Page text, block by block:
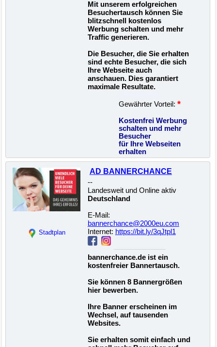
Mit unserem erfolgreichen
Besuchertausch können Sie
blitzschnell kostenlos
Werbung schalten und mehr
Traffic generieren.
Die Besucher, die Sie erhalten
sind echte Besucher, die sich
Ihre Webseite auch
anschauen. Dies garantiert
maximale Resultate.
Gewährter Vorteil: *
Kostenfrei Werbung
schalten und mehr
Besucher
für Ihre Webseiten
erhalten
Stadtplan
AD BANNERCHANCE
--
Landesweit und Online aktiv
Deutschland
E-Mail:
bannerchance@2000eu.com
Internet: https://bit.ly/3qJtpl1
bannerchance.de ist ein
kostenfreier Bannertausch.
Sie können 8 Bannergrößen
hier bewerben.
Ihre Banner erscheinen im
Wechsel, auf tausenden
Websites.
Sie erhalten somit einfach und